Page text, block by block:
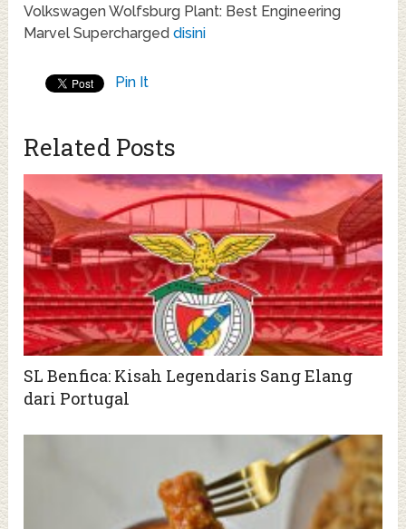
Volkswagen Wolfsburg Plant: Best Engineering
Marvel Superchargeddisini
Pin It
Related Posts
SL Benfica: Kisah Legendaris Sang Elang
dari Portugal